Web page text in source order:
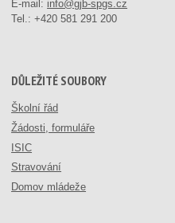
E-mail: info@gjb-spgs.cz
Tel.:+420 581 291 200
DŮLEŽITÉ SOUBORY
Školní řád
Žádosti, formuláře
ISIC
Stravování
Domov mládeže